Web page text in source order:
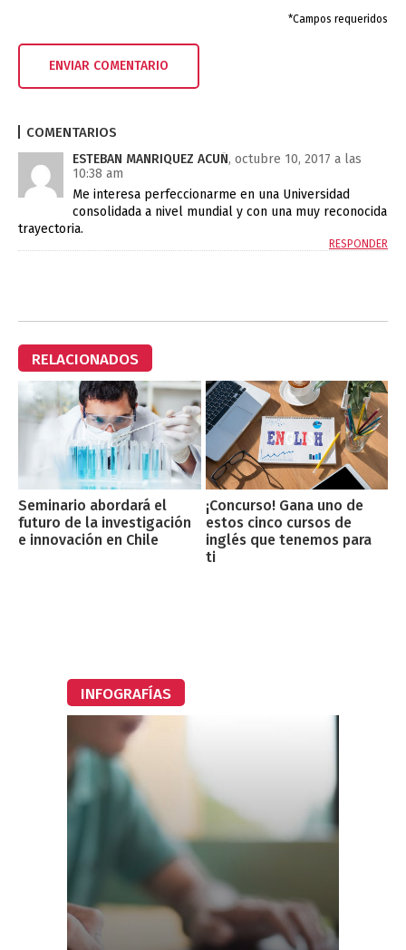
*Campos requeridos
COMENTARIOS
ESTEBAN MANRIQUEZ ACUÑ, octubre 10, 2017 a las
10:38 am
Me interesa perfeccionarme en una Universidad
consolidada a nivel mundial y con una muy reconocida
trayectoria.
RESPONDER
RELACIONADOS
Seminario abordará el
futuro de la investigación
e innovación en Chile
¡Concurso! Gana uno de
estos cinco cursos de
inglés que tenemos para
ti
INFOGRAFÍAS